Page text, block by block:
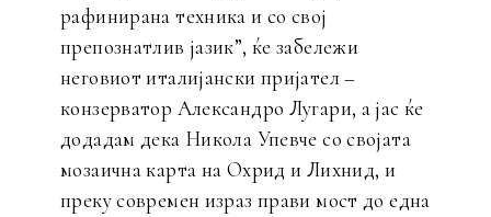
рафинирана техника и со свој
препознатлив јазик”, ќе забележи
неговиот италијански пријател –
конзерватор Александро Лугари, а јас ќе
додадам дека Никола Упевче со својата
мозаична карта на Охрид и Лихнид, и
преку современ израз прави мост до една